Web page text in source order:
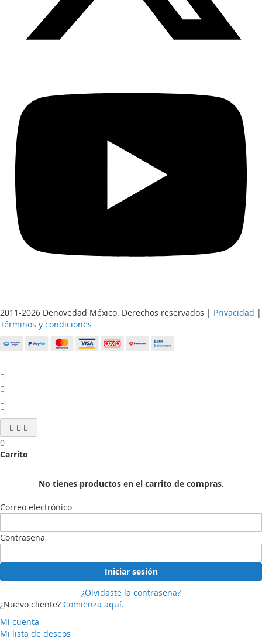
2011-2026 Denovedad México. Derechos reservados | Privacidad |
Términos y condiciones
0
Carrito
No tienes productos en el carrito de compras.
Correo electrónico
Contraseña
Iniciar sesión
¿Olvidaste la contraseña?
¿Nuevo cliente? Comienza aquí.
Mi cuenta
Mi lista de deseos